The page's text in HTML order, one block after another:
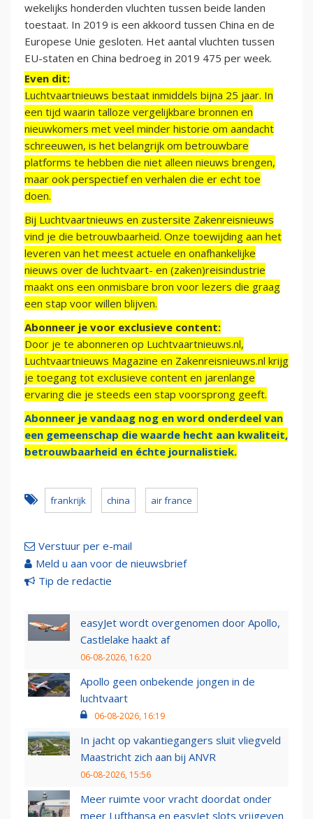
wekelijks honderden vluchten tussen beide landen
toestaat. In 2019 is een akkoord tussen China en de
Europese Unie gesloten. Het aantal vluchten tussen
EU-staten en China bedroeg in 2019 475 per week.
Even dit:
Luchtvaartnieuws bestaat inmiddels bijna 25 jaar. In
een tijd waarin talloze vergelijkbare bronnen en
nieuwkomers met veel minder historie om aandacht
schreeuwen, is het belangrijk om betrouwbare
platforms te hebben die niet alleen nieuws brengen,
maar ook perspectief en verhalen die er echt toe
doen.
Bij Luchtvaartnieuws en zustersite Zakenreisnieuws
vind je die betrouwbaarheid. Onze toewijding aan het
leveren van het meest actuele en onafhankelijke
nieuws over de luchtvaart- en (zaken)reisindustrie
maakt ons een onmisbare bron voor lezers die graag
een stap voor willen blijven.
Abonneer je voor exclusieve content:
Door je te abonneren op Luchtvaartnieuws.nl,
Luchtvaartnieuws Magazine en Zakenreisnieuws.nl krijg
je toegang tot exclusieve content en jarenlange
ervaring die je steeds een stap voorsprong geeft.
Abonneer je vandaag nog en word onderdeel van
een gemeenschap die waarde hecht aan kwaliteit,
betrouwbaarheid en échte journalistiek.
frankrijk china air france
Verstuur per e-mail
Meld u aan voor de nieuwsbrief
Tip de redactie
easyJet wordt overgenomen door Apollo,
Castlelake haakt af
06-08-2026, 16:20
Apollo geen onbekende jongen in de
luchtvaart
06-08-2026, 16:19
In jacht op vakantiegangers sluit vliegveld
Maastricht zich aan bij ANVR
06-08-2026, 15:56
Meer ruimte voor vracht doordat onder
meer Lufthansa en easyJet slots vrijgeven